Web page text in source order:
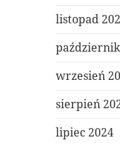
listopad
wrzesień
sierpień
lipiec 2024